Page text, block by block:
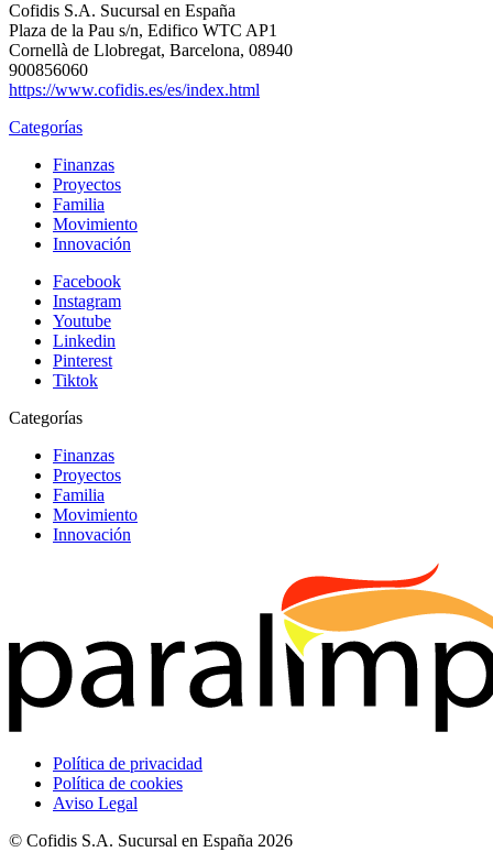
Cofidis S.A. Sucursal en España
Plaza de la Pau s/n, Edifico WTC AP1
Cornellà de Llobregat, Barcelona, 08940
900856060
https://www.cofidis.es/es/index.html
Categorías
Finanzas
Proyectos
Familia
Movimiento
Innovación
Facebook
Instagram
Youtube
Linkedin
Pinterest
Tiktok
Categorías
Finanzas
Proyectos
Familia
Movimiento
Innovación
Política de privacidad
Política de cookies
Aviso Legal
© Cofidis S.A. Sucursal en España 2026